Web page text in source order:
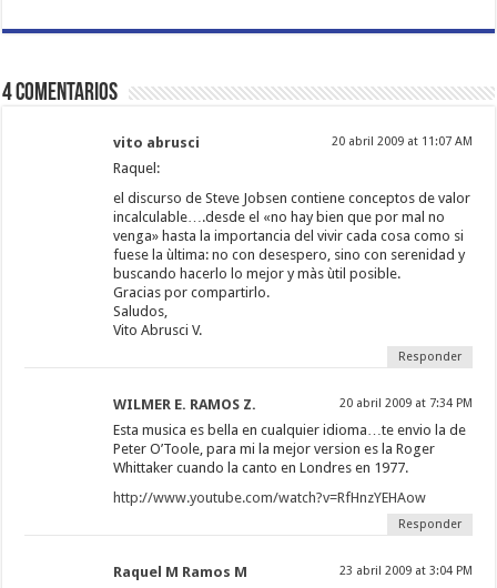
4 comentarios
vito abrusci 20 abril 2009 at 11:07 AM
Raquel:
el discurso de Steve Jobsen contiene conceptos de valor
incalculable….desde el «no hay bien que por mal no
venga» hasta la importancia del vivir cada cosa como si
fuese la ùltima: no con desespero, sino con serenidad y
buscando hacerlo lo mejor y màs ùtil posible.
Gracias por compartirlo.
Saludos,
Vito Abrusci V.
Responder
WILMER E. RAMOS Z. 20 abril 2009 at 7:34 PM
Esta musica es bella en cualquier idioma…te envio la de
Peter O’Toole, para mi la mejor version es la Roger
Whittaker cuando la canto en Londres en 1977.
http://www.youtube.com/watch?v=RfHnzYEHAow
Responder
Raquel M Ramos M 23 abril 2009 at 3:04 PM